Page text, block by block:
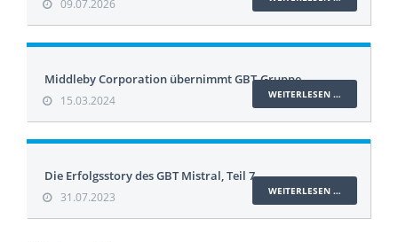
09.07.2026
Middleby Corporation übernimmt GBT-Gruppe
15.03.2024 WEITERLESEN …
Die Erfolgsstory des GBT Mistral, Teil 7
31.07.2023 WEITERLESEN …